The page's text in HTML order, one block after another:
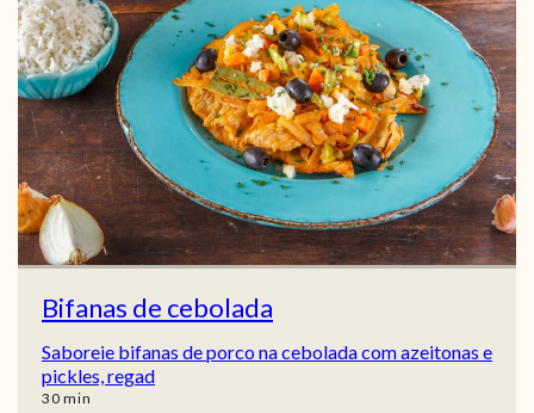
Bifanas de cebolada
Saboreie bifanas de porco na cebolada com azeitonas e
pickles, regad
30min
min